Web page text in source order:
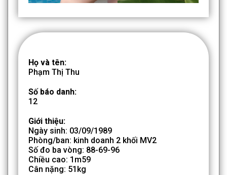
Họ và tên:
Phạm Thị Thu
Số báo danh:
12
Giới thiệu:
Ngày sinh: 03/09/1989
Phòng/ban: kinh doanh 2 khối MV2
Số đo ba vòng: 88-69-96
Chiều cao: 1m59
Cân nặng: 51kg